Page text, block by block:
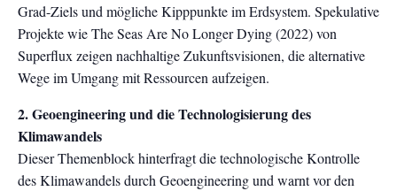
Grad-Ziels und mögliche Kipppunkte im Erdsystem. Spekulative
Projekte wie The Seas Are No Longer Dying (2022) von
Superflux zeigen nachhaltige Zukunftsvisionen, die alternative
Wege im Umgang mit Ressourcen aufzeigen.
2. Geoengineering und die Technologisierung des
Klimawandels
Dieser Themenblock hinterfragt die technologische Kontrolle
des Klimawandels durch Geoengineering und warnt vor den